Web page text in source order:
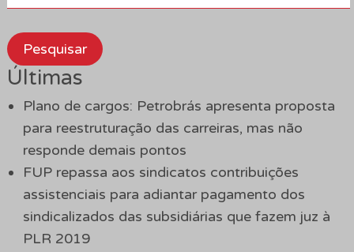
Pesquisar
Últimas
Plano de cargos: Petrobrás apresenta proposta
para reestruturação das carreiras, mas não
responde demais pontos
FUP repassa aos sindicatos contribuições
assistenciais para adiantar pagamento dos
sindicalizados das subsidiárias que fazem juz à
PLR 2019